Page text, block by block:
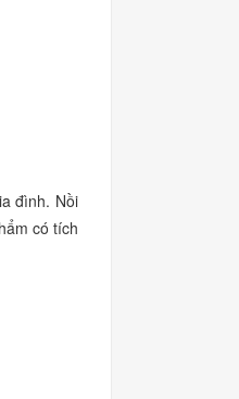
đình. Nồi
có tích